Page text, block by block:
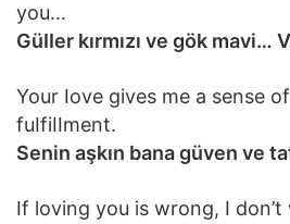
you…
GüIIer kırmızı ve gök
Your Iove gives me a sense
fuIfiIIment.
Senin aşkın bana güven ve
If loving you is wrong, I